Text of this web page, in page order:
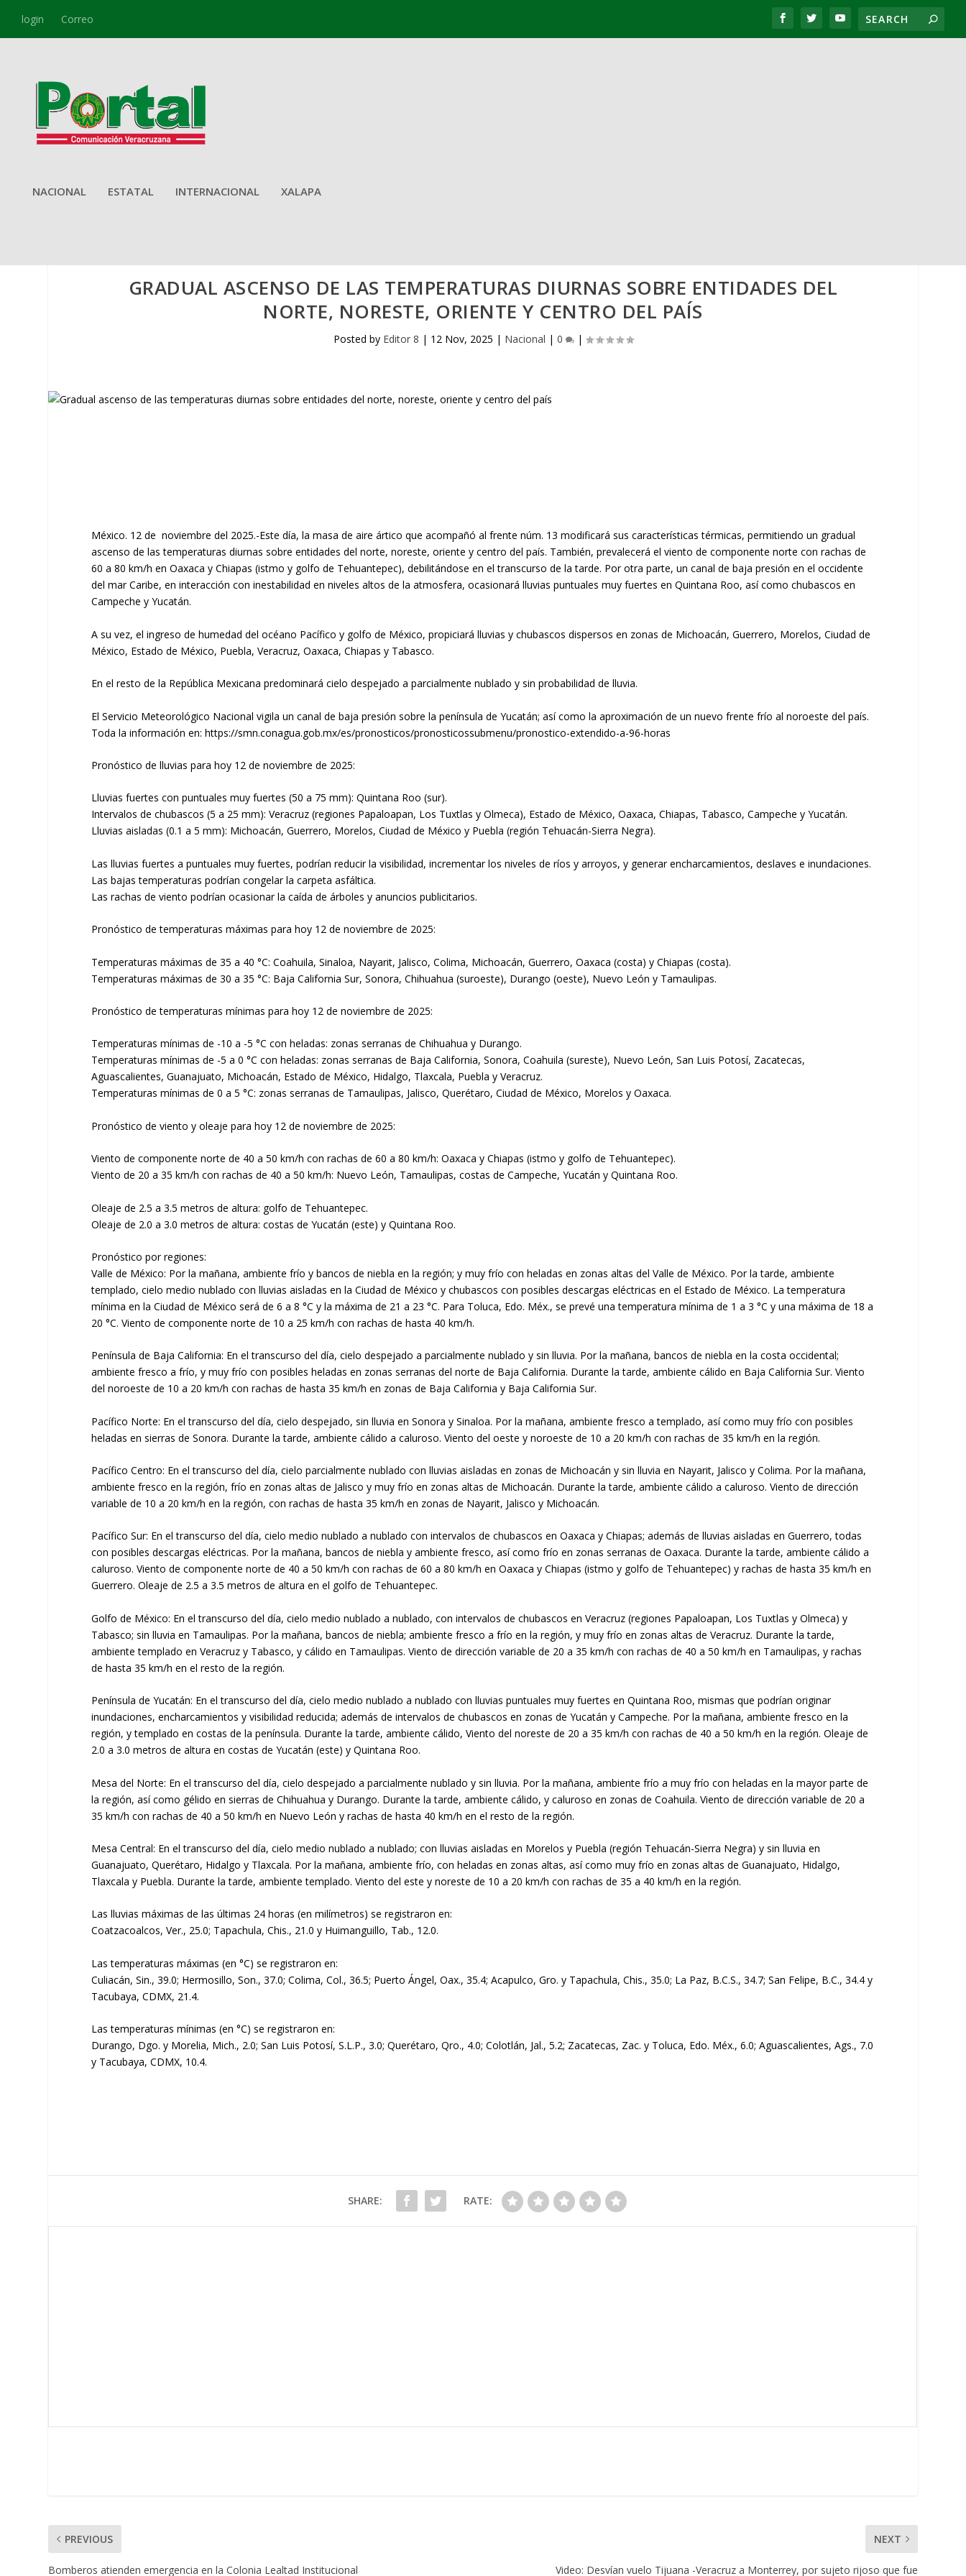
login Correo
NACIONAL ESTATAL INTERNACIONAL XALAPA
GRADUAL ASCENSO DE LAS TEMPERATURAS DIURNAS SOBRE ENTIDADES DEL
NORTE, NORESTE, ORIENTE Y CENTRO DEL PAÍS
Posted by Editor 8 | 12 Nov, 2025 | Nacional | 0 |
México. 12 de noviembre del 2025.-Este día, la masa de aire ártico que acompañó al frente núm. 13 modificará sus características térmicas, permitiendo un gradual
ascenso de las temperaturas diurnas sobre entidades del norte, noreste, oriente y centro del país. También, prevalecerá el viento de componente norte con rachas de
60 a 80 km/h en Oaxaca y Chiapas (istmo y golfo de Tehuantepec), debilitándose en el transcurso de la tarde. Por otra parte, un canal de baja presión en el occidente
del mar Caribe, en interacción con inestabilidad en niveles altos de la atmosfera, ocasionará lluvias puntuales muy fuertes en Quintana Roo, así como chubascos en
Campeche y Yucatán.
A su vez, el ingreso de humedad del océano Pacífico y golfo de México, propiciará lluvias y chubascos dispersos en zonas de Michoacán, Guerrero, Morelos, Ciudad de
México, Estado de México, Puebla, Veracruz, Oaxaca, Chiapas y Tabasco.
En el resto de la República Mexicana predominará cielo despejado a parcialmente nublado y sin probabilidad de lluvia.
El Servicio Meteorológico Nacional vigila un canal de baja presión sobre la península de Yucatán; así como la aproximación de un nuevo frente frío al noroeste del país.
Toda la información en: https://smn.conagua.gob.mx/es/pronosticos/pronosticossubmenu/pronostico-extendido-a-96-horas
Pronóstico de lluvias para hoy 12 de noviembre de 2025:
Lluvias fuertes con puntuales muy fuertes (50 a 75 mm): Quintana Roo (sur).
Intervalos de chubascos (5 a 25 mm): Veracruz (regiones Papaloapan, Los Tuxtlas y Olmeca), Estado de México, Oaxaca, Chiapas, Tabasco, Campeche y Yucatán.
Lluvias aisladas (0.1 a 5 mm): Michoacán, Guerrero, Morelos, Ciudad de México y Puebla (región Tehuacán-Sierra Negra).
Las lluvias fuertes a puntuales muy fuertes, podrían reducir la visibilidad, incrementar los niveles de ríos y arroyos, y generar encharcamientos, deslaves e inundaciones.
Las bajas temperaturas podrían congelar la carpeta asfáltica.
Las rachas de viento podrían ocasionar la caída de árboles y anuncios publicitarios.
Pronóstico de temperaturas máximas para hoy 12 de noviembre de 2025:
Temperaturas máximas de 35 a 40 °C: Coahuila, Sinaloa, Nayarit, Jalisco, Colima, Michoacán, Guerrero, Oaxaca (costa) y Chiapas (costa).
Temperaturas máximas de 30 a 35 °C: Baja California Sur, Sonora, Chihuahua (suroeste), Durango (oeste), Nuevo León y Tamaulipas.
Pronóstico de temperaturas mínimas para hoy 12 de noviembre de 2025:
Temperaturas mínimas de -10 a -5 °C con heladas: zonas serranas de Chihuahua y Durango.
Temperaturas mínimas de -5 a 0 °C con heladas: zonas serranas de Baja California, Sonora, Coahuila (sureste), Nuevo León, San Luis Potosí, Zacatecas,
Aguascalientes, Guanajuato, Michoacán, Estado de México, Hidalgo, Tlaxcala, Puebla y Veracruz.
Temperaturas mínimas de 0 a 5 °C: zonas serranas de Tamaulipas, Jalisco, Querétaro, Ciudad de México, Morelos y Oaxaca.
Pronóstico de viento y oleaje para hoy 12 de noviembre de 2025:
Viento de componente norte de 40 a 50 km/h con rachas de 60 a 80 km/h: Oaxaca y Chiapas (istmo y golfo de Tehuantepec).
Viento de 20 a 35 km/h con rachas de 40 a 50 km/h: Nuevo León, Tamaulipas, costas de Campeche, Yucatán y Quintana Roo.
Oleaje de 2.5 a 3.5 metros de altura: golfo de Tehuantepec.
Oleaje de 2.0 a 3.0 metros de altura: costas de Yucatán (este) y Quintana Roo.
Pronóstico por regiones:
Valle de México: Por la mañana, ambiente frío y bancos de niebla en la región; y muy frío con heladas en zonas altas del Valle de México. Por la tarde, ambiente
templado, cielo medio nublado con lluvias aisladas en la Ciudad de México y chubascos con posibles descargas eléctricas en el Estado de México. La temperatura
mínima en la Ciudad de México será de 6 a 8 °C y la máxima de 21 a 23 °C. Para Toluca, Edo. Méx., se prevé una temperatura mínima de 1 a 3 °C y una máxima de 18 a
20 °C. Viento de componente norte de 10 a 25 km/h con rachas de hasta 40 km/h.
Península de Baja California: En el transcurso del día, cielo despejado a parcialmente nublado y sin lluvia. Por la mañana, bancos de niebla en la costa occidental;
ambiente fresco a frío, y muy frío con posibles heladas en zonas serranas del norte de Baja California. Durante la tarde, ambiente cálido en Baja California Sur. Viento
del noroeste de 10 a 20 km/h con rachas de hasta 35 km/h en zonas de Baja California y Baja California Sur.
Pacífico Norte: En el transcurso del día, cielo despejado, sin lluvia en Sonora y Sinaloa. Por la mañana, ambiente fresco a templado, así como muy frío con posibles
heladas en sierras de Sonora. Durante la tarde, ambiente cálido a caluroso. Viento del oeste y noroeste de 10 a 20 km/h con rachas de 35 km/h en la región.
Pacífico Centro: En el transcurso del día, cielo parcialmente nublado con lluvias aisladas en zonas de Michoacán y sin lluvia en Nayarit, Jalisco y Colima. Por la mañana,
ambiente fresco en la región, frío en zonas altas de Jalisco y muy frío en zonas altas de Michoacán. Durante la tarde, ambiente cálido a caluroso. Viento de dirección
variable de 10 a 20 km/h en la región, con rachas de hasta 35 km/h en zonas de Nayarit, Jalisco y Michoacán.
Pacífico Sur: En el transcurso del día, cielo medio nublado a nublado con intervalos de chubascos en Oaxaca y Chiapas; además de lluvias aisladas en Guerrero, todas
con posibles descargas eléctricas. Por la mañana, bancos de niebla y ambiente fresco, así como frío en zonas serranas de Oaxaca. Durante la tarde, ambiente cálido a
caluroso. Viento de componente norte de 40 a 50 km/h con rachas de 60 a 80 km/h en Oaxaca y Chiapas (istmo y golfo de Tehuantepec) y rachas de hasta 35 km/h en
Guerrero. Oleaje de 2.5 a 3.5 metros de altura en el golfo de Tehuantepec.
Golfo de México: En el transcurso del día, cielo medio nublado a nublado, con intervalos de chubascos en Veracruz (regiones Papaloapan, Los Tuxtlas y Olmeca) y
Tabasco; sin lluvia en Tamaulipas. Por la mañana, bancos de niebla; ambiente fresco a frío en la región, y muy frío en zonas altas de Veracruz. Durante la tarde,
ambiente templado en Veracruz y Tabasco, y cálido en Tamaulipas. Viento de dirección variable de 20 a 35 km/h con rachas de 40 a 50 km/h en Tamaulipas, y rachas
de hasta 35 km/h en el resto de la región.
Península de Yucatán: En el transcurso del día, cielo medio nublado a nublado con lluvias puntuales muy fuertes en Quintana Roo, mismas que podrían originar
inundaciones, encharcamientos y visibilidad reducida; además de intervalos de chubascos en zonas de Yucatán y Campeche. Por la mañana, ambiente fresco en la
región, y templado en costas de la península. Durante la tarde, ambiente cálido, Viento del noreste de 20 a 35 km/h con rachas de 40 a 50 km/h en la región. Oleaje de
2.0 a 3.0 metros de altura en costas de Yucatán (este) y Quintana Roo.
Mesa del Norte: En el transcurso del día, cielo despejado a parcialmente nublado y sin lluvia. Por la mañana, ambiente frío a muy frío con heladas en la mayor parte de
la región, así como gélido en sierras de Chihuahua y Durango. Durante la tarde, ambiente cálido, y caluroso en zonas de Coahuila. Viento de dirección variable de 20 a
35 km/h con rachas de 40 a 50 km/h en Nuevo León y rachas de hasta 40 km/h en el resto de la región.
Mesa Central: En el transcurso del día, cielo medio nublado a nublado; con lluvias aisladas en Morelos y Puebla (región Tehuacán-Sierra Negra) y sin lluvia en
Guanajuato, Querétaro, Hidalgo y Tlaxcala. Por la mañana, ambiente frío, con heladas en zonas altas, así como muy frío en zonas altas de Guanajuato, Hidalgo,
Tlaxcala y Puebla. Durante la tarde, ambiente templado. Viento del este y noreste de 10 a 20 km/h con rachas de 35 a 40 km/h en la región.
Las lluvias máximas de las últimas 24 horas (en milímetros) se registraron en:
Coatzacoalcos, Ver., 25.0; Tapachula, Chis., 21.0 y Huimanguillo, Tab., 12.0.
Las temperaturas máximas (en °C) se registraron en:
Culiacán, Sin., 39.0; Hermosillo, Son., 37.0; Colima, Col., 36.5; Puerto Ángel, Oax., 35.4; Acapulco, Gro. y Tapachula, Chis., 35.0; La Paz, B.C.S., 34.7; San Felipe, B.C., 34.4 y
Tacubaya, CDMX, 21.4.
Las temperaturas mínimas (en °C) se registraron en:
Durango, Dgo. y Morelia, Mich., 2.0; San Luis Potosí, S.L.P., 3.0; Querétaro, Qro., 4.0; Colotlán, Jal., 5.2; Zacatecas, Zac. y Toluca, Edo. Méx., 6.0; Aguascalientes, Ags., 7.0
y Tacubaya, CDMX, 10.4.
SHARE: RATE:
PREVIOUS
Bomberos atienden emergencia en la Colonia Lealtad Institucional
NEXT
Video: Desvían vuelo Tijuana -Veracruz a Monterrey, por sujeto rijoso que fue